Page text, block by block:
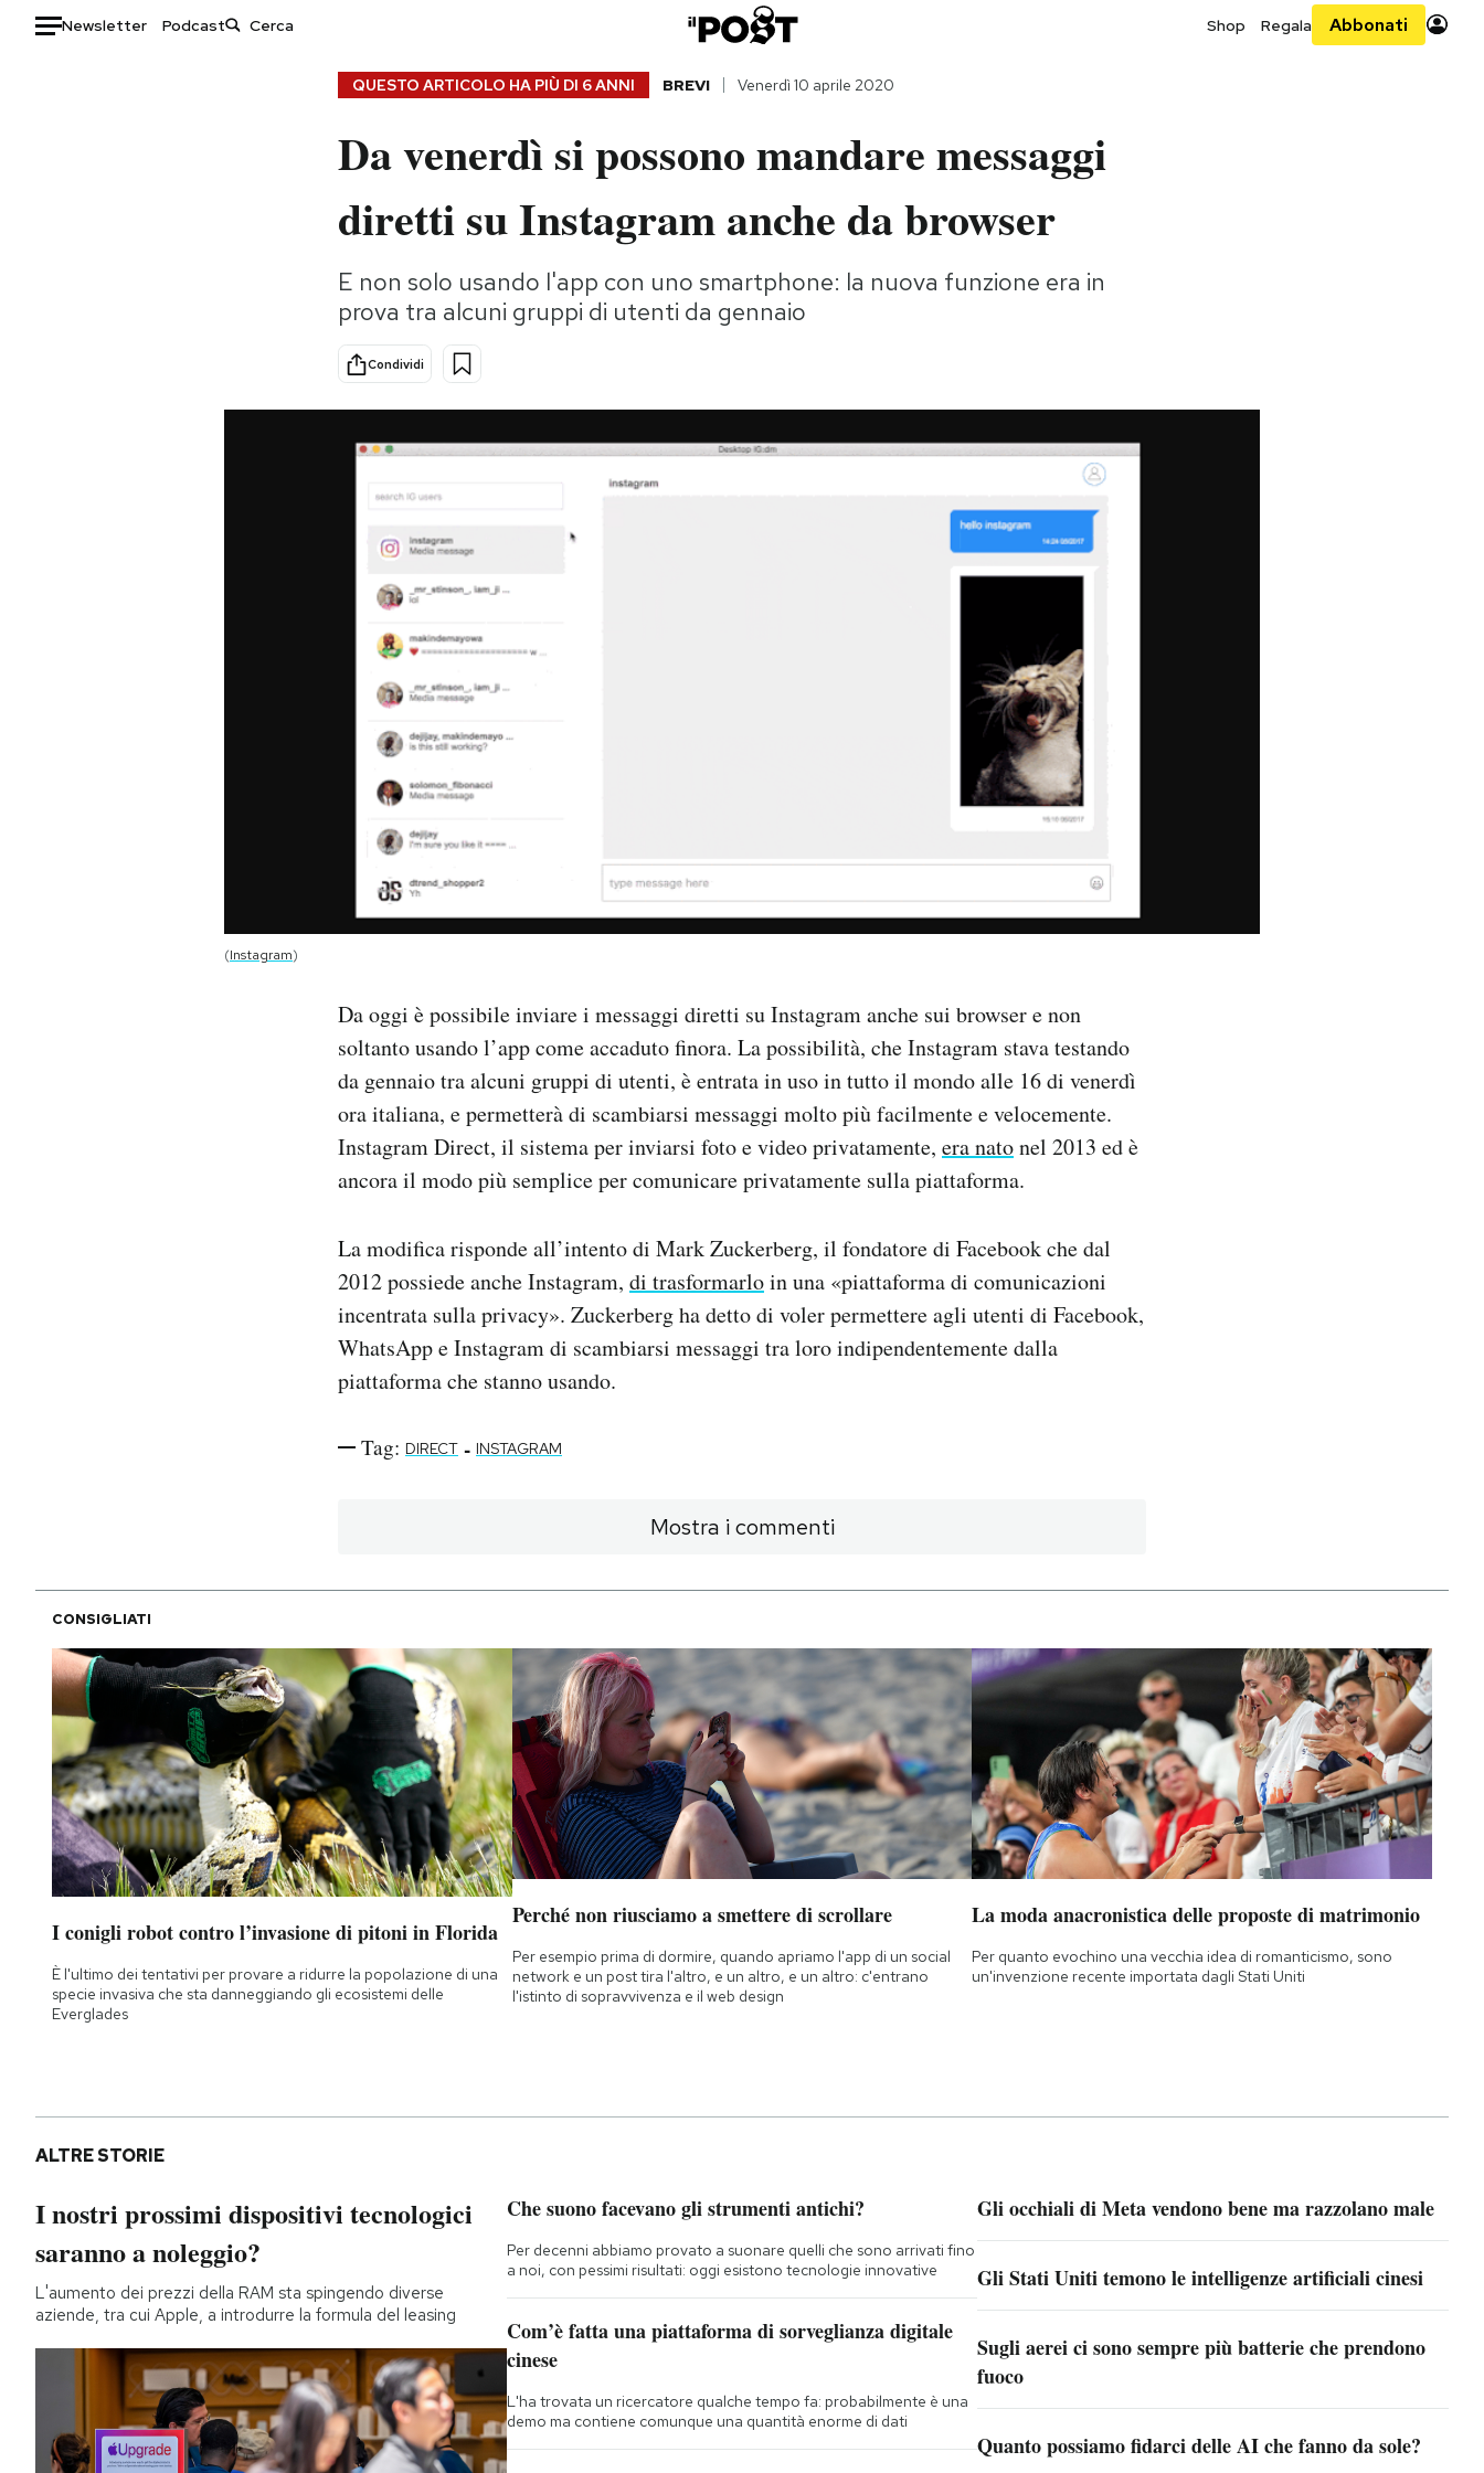
Newsletter Podcast Shop Regala Abbonati
Storie/Idee
Ok Boomer!
Altrecose
Mondiali calcio 2026
QUESTO ARTICOLO HA PIÙ DI 6 ANNI BREVI Venerdì 10 aprile 2020
Da venerdì si possono mandare messaggi
diretti su Instagram anche da browser
E non solo usando l'app con uno smartphone: la nuova funzione era in
prova tra alcuni gruppi di utenti da gennaio
Condividi
(Instagram)
Da oggi è possibile inviare i messaggi diretti su Instagram anche sui browser e non
soltanto usando l’app come accaduto finora. La possibilità, che Instagram stava testando
da gennaio tra alcuni gruppi di utenti, è entrata in uso in tutto il mondo alle 16 di venerdì
ora italiana, e permetterà di scambiarsi messaggi molto più facilmente e velocemente.
Instagram Direct, il sistema per inviarsi foto e video privatamente, era natonel 2013 ed è
ancora il modo più semplice per comunicare privatamente sulla piattaforma.
La modifica risponde all’intento di Mark Zuckerberg, il fondatore di Facebook che dal
2012 possiede anche Instagram, di trasformarloin una «piattaforma di comunicazioni
incentrata sulla privacy». Zuckerberg ha detto di voler permettere agli utenti di Facebook,
WhatsApp e Instagram di scambiarsi messaggi tra loro indipendentemente dalla
piattaforma che stanno usando.
Tag: DIRECT - INSTAGRAM
Mostra i commenti
CONSIGLIATI
I conigli robot contro l’invasione di pitoni in Florida
È l'ultimo dei tentativi per provare a ridurre la popolazione di una
specie invasiva che sta danneggiando gli ecosistemi delle
Everglades
Perché non riusciamo a smettere di scrollare
Per esempio prima di dormire, quando apriamo l'app di un social
network e un post tira l'altro, e un altro, e un altro: c'entrano
l'istinto di sopravvivenza e il web design
La moda anacronistica delle proposte di matrimonio
Per quanto evochino una vecchia idea di romanticismo, sono
un'invenzione recente importata dagli Stati Uniti
ALTRE STORIE
I nostri prossimi dispositivi tecnologici
saranno a noleggio?
L'aumento dei prezzi della RAM sta spingendo diverse
aziende, tra cui Apple, a introdurre la formula del leasing
Che suono facevano gli strumenti antichi?
Per decenni abbiamo provato a suonare quelli che sono arrivati fino
a noi, con pessimi risultati: oggi esistono tecnologie innovative
Com’è fatta una piattaforma di sorveglianza digitale
cinese
L'ha trovata un ricercatore qualche tempo fa: probabilmente è una
demo ma contiene comunque una quantità enorme di dati
Gli occhiali di Meta vendono bene ma razzolano male
Gli Stati Uniti temono le intelligenze artificiali cinesi
Sugli aerei ci sono sempre più batterie che prendono
fuoco
Quanto possiamo fidarci delle AI che fanno da sole?